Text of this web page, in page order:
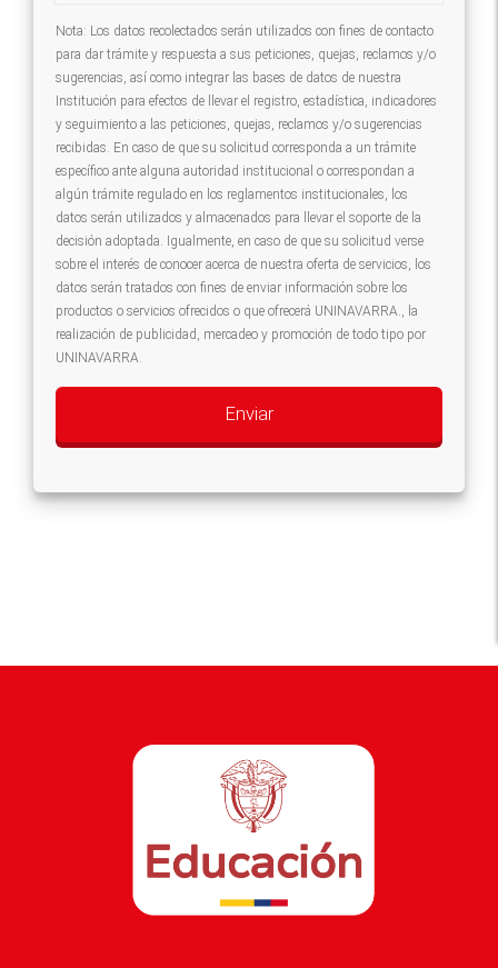
Nota: Los datos recolectados serán utilizados con fines de contacto
para dar trámite y respuesta a sus peticiones, quejas, reclamos y/o
sugerencias, así como integrar las bases de datos de nuestra
Institución para efectos de llevar el registro, estadística, indicadores
y seguimiento a las peticiones, quejas, reclamos y/o sugerencias
recibidas. En caso de que su solicitud corresponda a un trámite
específico ante alguna autoridad institucional o correspondan a
algún trámite regulado en los reglamentos institucionales, los
datos serán utilizados y almacenados para llevar el soporte de la
decisión adoptada. Igualmente, en caso de que su solicitud verse
sobre el interés de conocer acerca de nuestra oferta de servicios, los
datos serán tratados con fines de enviar información sobre los
productos o servicios ofrecidos o que ofrecerá UNINAVARRA., la
realización de publicidad, mercadeo y promoción de todo tipo por
UNINAVARRA.